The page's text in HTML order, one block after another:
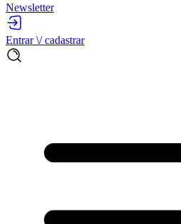
Newsletter
Entrar \/ cadastrar